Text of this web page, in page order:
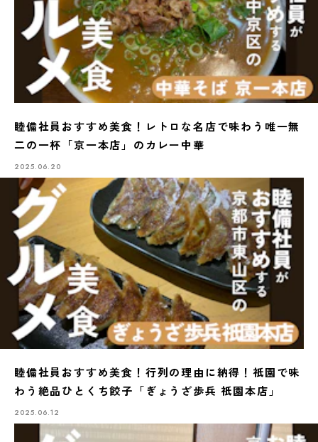
睦備社員おすすめ美食！レトロな名店で味わう唯一無
二の一杯「京一本店」のカレー中華
2025.06.20
睦備社員おすすめ美食！行列の理由に納得！祇園で味
わう絶品ひとくち餃子「ぎょうざ歩兵 祇園本店」
2025.06.12